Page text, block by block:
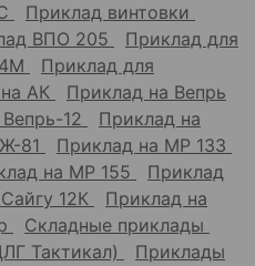
Приклад винтовки
ВПО 205
Приклад для
Приклад для
АК
Приклад на Вепрь
12
Приклад на
81
Приклад на МР 133
на МР 155
Приклад
12К
Приклад на
Складные приклады
Тактикал)
Приклады